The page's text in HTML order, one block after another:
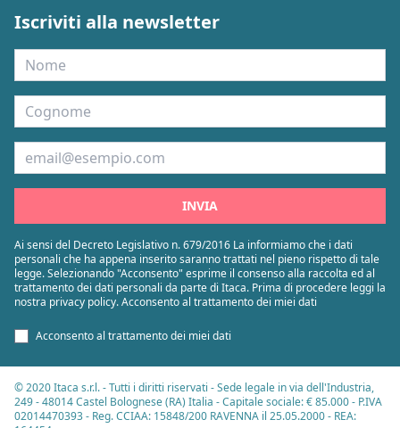
Iscriviti alla newsletter
Nome
Cognome
Email
INVIA
Ai sensi del Decreto Legislativo n. 679/2016 La informiamo che i dati
personali che ha appena inserito saranno trattati nel pieno rispetto di tale
legge. Selezionando "Acconsento" esprime il consenso alla raccolta ed al
trattamento dei dati personali da parte di Itaca. Prima di procedere leggi la
nostra privacy policy. Acconsento al trattamento dei miei dati
Acconsento al trattamento dei miei dati
© 2020 Itaca s.r.l. - Tutti i diritti riservati - Sede legale in via dell'Industria,
249 - 48014 Castel Bolognese (RA) Italia - Capitale sociale: € 85.000 - P.IVA
02014470393 - Reg. CCIAA: 15848/200 RAVENNA il 25.05.2000 - REA: